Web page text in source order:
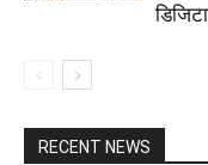
RECENT NEWS